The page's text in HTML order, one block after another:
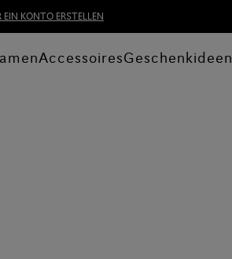
KONTO ERSTELLEN
AccessoiresGeschenkideen